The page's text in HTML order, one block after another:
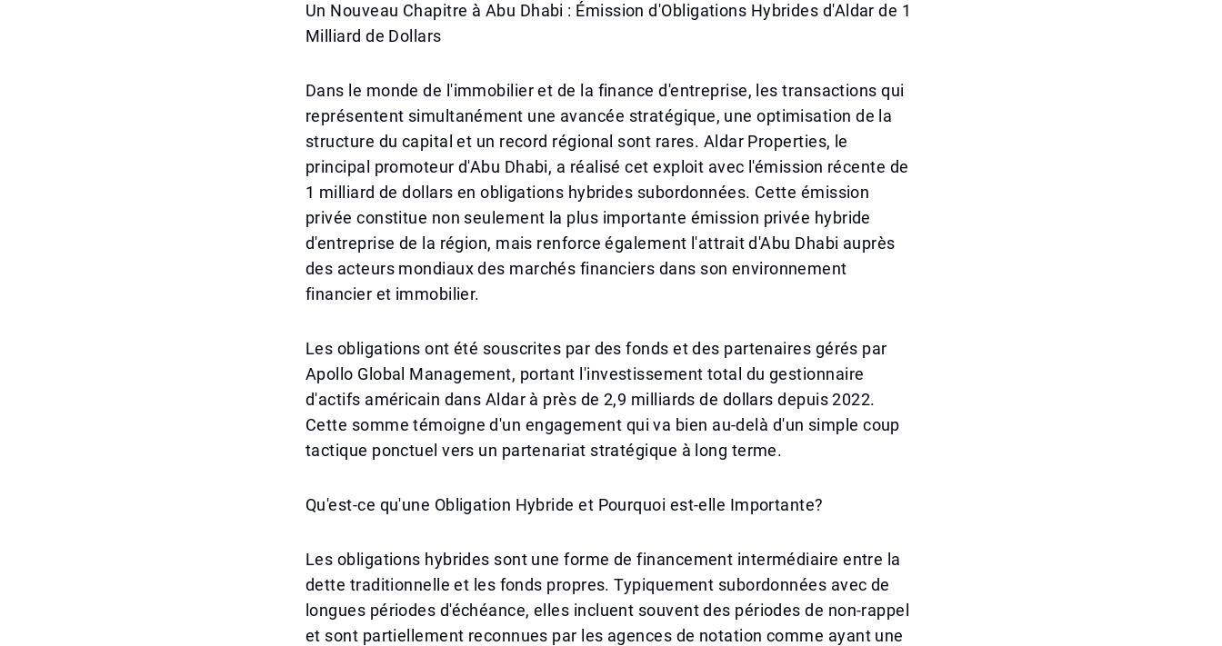
Un Nouveau Chapitre à Abu Dhabi : Émission d'Obligations Hybrides d'Aldar de 1
Milliard de Dollars
Dans le monde de l'immobilier et de la finance d'entreprise, les transactions qui
représentent simultanément une avancée stratégique, une optimisation de la
structure du capital et un record régional sont rares. Aldar Properties, le
principal promoteur d'Abu Dhabi, a réalisé cet exploit avec l'émission récente de
1 milliard de dollars en obligations hybrides subordonnées. Cette émission
privée constitue non seulement la plus importante émission privée hybride
d'entreprise de la région, mais renforce également l'attrait d'Abu Dhabi auprès
des acteurs mondiaux des marchés financiers dans son environnement
financier et immobilier.
Les obligations ont été souscrites par des fonds et des partenaires gérés par
Apollo Global Management, portant l'investissement total du gestionnaire
d'actifs américain dans Aldar à près de 2,9 milliards de dollars depuis 2022.
Cette somme témoigne d'un engagement qui va bien au-delà d'un simple coup
tactique ponctuel vers un partenariat stratégique à long terme.
Qu'est-ce qu'une Obligation Hybride et Pourquoi est-elle Importante?
Les obligations hybrides sont une forme de financement intermédiaire entre la
dette traditionnelle et les fonds propres. Typiquement subordonnées avec de
longues périodes d'échéance, elles incluent souvent des périodes de non-rappel
et sont partiellement reconnues par les agences de notation comme ayant une